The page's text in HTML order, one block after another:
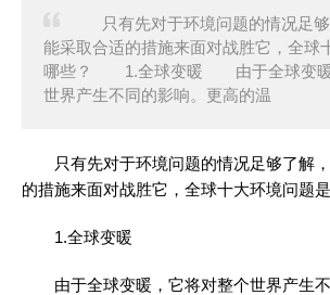
只有先对于环境问题的情况足够
能采取合适的措施来面对战胜它，全球
哪些？ 1.全球变暖 由于全球变暖
世界产生不同的影响。更高的温
只有先对于环境问题的情况足够了解，
的措施来面对战胜它，全球十大环境问题
1.全球变暖
由于全球变暖，它将对整个世界产生不